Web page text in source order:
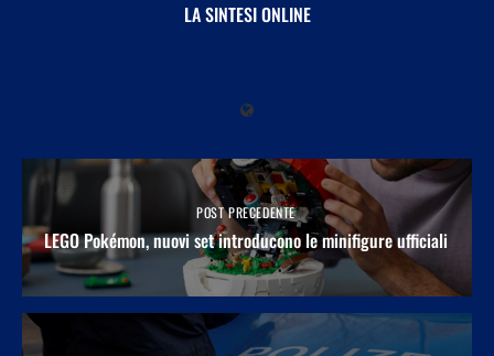
LA SINTESI ONLINE
POST PRECEDENTE
LEGO Pokémon, nuovi set introducono le minifigure ufficiali